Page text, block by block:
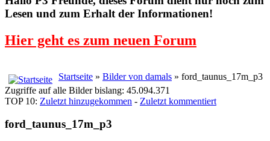
Lesen und zum Erhalt der Informationen!
Hier geht es zum neuen Forum
Startseite » Bilder von damals » ford_taunus_17m_p3
Zugriffe auf alle Bilder bislang: 45.094.371
TOP 10: Zuletzt hinzugekommen - Zuletzt kommentiert
ford_taunus_17m_p3